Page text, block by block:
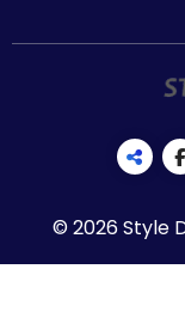
© 2026 Style